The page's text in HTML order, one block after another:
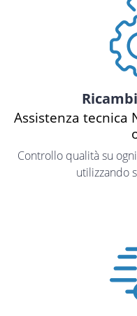
Assistenza tecnica
Controllo qualità su
utilizzando